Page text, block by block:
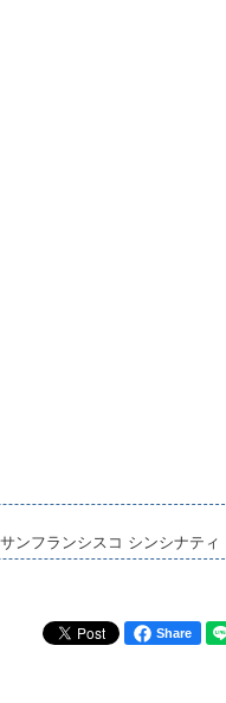
フランシスコ シンシナティ
Share